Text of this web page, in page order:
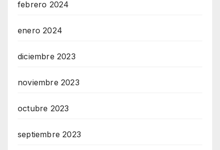
febrero 2024
enero 2024
diciembre 2023
noviembre 2023
octubre 2023
septiembre 2023